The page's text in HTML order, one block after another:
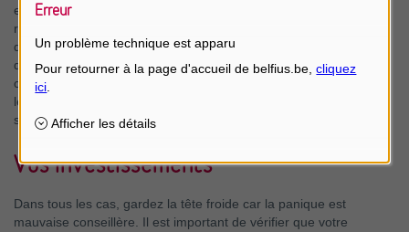
estimé qu'une réduction de 10% de la consommation de gaz
réduirait le PIB de la zone euro d'environ 0,7%. Ce chiffre est
du même ordre de grandeur que les estimations tirées lors
d'expériences antérieures de rationnement de l'énergie,
comme au Japon après Fukushima et au Royaume-Uni dans
les années 1970. L'Europe prévoit de réduire de deux tiers
son utilisation de gaz russe cette année.
Vos investissements
Dans tous les cas, gardez la tête froide car la panique est
mauvaise conseillère. Il est important de vérifier que votre
Erreur
Un problème technique est apparu